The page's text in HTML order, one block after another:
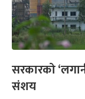
सरकारको
संशय